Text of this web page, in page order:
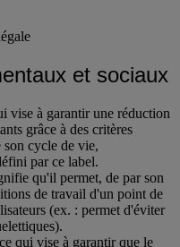
et sociaux
vise à garantir une réduction
grâce à des critères
son cycle de vie,
par ce label.
qu'il permet, de par son
de travail d'un point de
(ex. : permet d'éviter
qui vise à garantir que le